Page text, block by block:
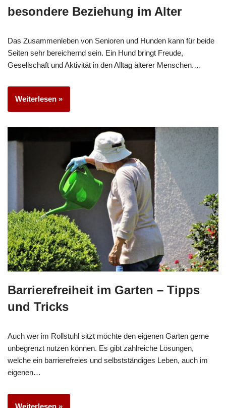
besondere Beziehung im Alter
Das Zusammenleben von Senioren und Hunden kann für beide
Seiten sehr bereichernd sein. Ein Hund bringt Freude,
Gesellschaft und Aktivität in den Alltag älterer Menschen.…
Weiterlesen »
Barrierefreiheit im Garten – Tipps
und Tricks
Auch wer im Rollstuhl sitzt möchte den eigenen Garten gerne
unbegrenzt nutzen können. Es gibt zahlreiche Lösungen,
welche ein barrierefreies und selbstständiges Leben, auch im
eigenen…
Weiterlesen »